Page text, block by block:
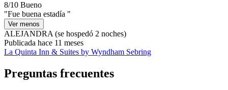
8/10 Bueno
"Fue buena estadía "
Ver menos
ALEJANDRA(se hospedó 2 noches)
Publicada hace 11 meses
La Quinta Inn & Suites by Wyndham Sebring
Preguntas frecuentes